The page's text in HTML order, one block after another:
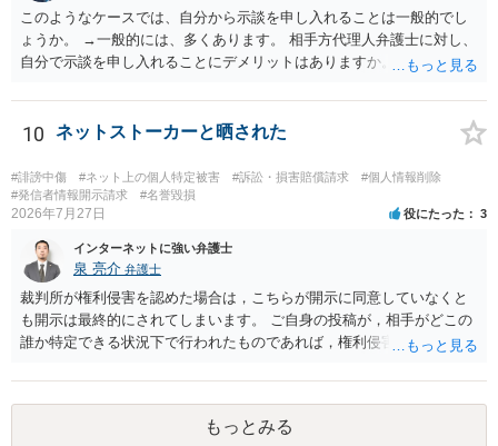
が、個人間の紛争で、合意後もみだりに紛争情報を口外することそれ
自体が異常事態であって、相手方への抑止効果として口外禁止条項を
設定しておく方が望ましい場合が多いと思われます（上記のとおり、
口外禁止条項は、違反した際の違約金条項とワンセットにすることで
効果を発揮するといえます）。
このようなケースでは、自分から示談を申し入れることは一般的でし
ょうか。 →一般的には、多くあります。 相手方代理人弁護士に対し、
自分で示談を申し入れることにデメリットはありますか。 →弁護士で
できる主張を展開するのが難しいという点が指摘されるでしょう。 弁
護士に依頼する経済的余裕がない場合、自分で示談交渉を行う際に注
意すべき点があれば教えてください。 →分からないことが出てきたら
弁護士にご相談になるのが良いかと存じます。まずは電話相談などで
直接弁護士にご相談になることをお勧めいたします。
10 ネットストーカーと晒された
#誹謗中傷 #ネット上の個人特定被害 #訴訟・損害賠償請求
#個人情報削除
#発信者情報開示請求
#名誉毀損
2026年7月27日 役にたった 3
インターネットに強い弁護士
泉 亮介 弁護士
裁判所が権利侵害を認めた場合は，こちらが開示に同意していなくと
も開示は最終的にされてしまいます。 ご自身の投稿が，相手がどこの
誰か特定できる状況下で行われたものであれば，権利侵害性が認めら
いても，アカウントを特定したうえで，ネットストーカーとして晒し
たのであれば，かかる行為に権利侵害性が認められる可能性はあるで
もっとみる